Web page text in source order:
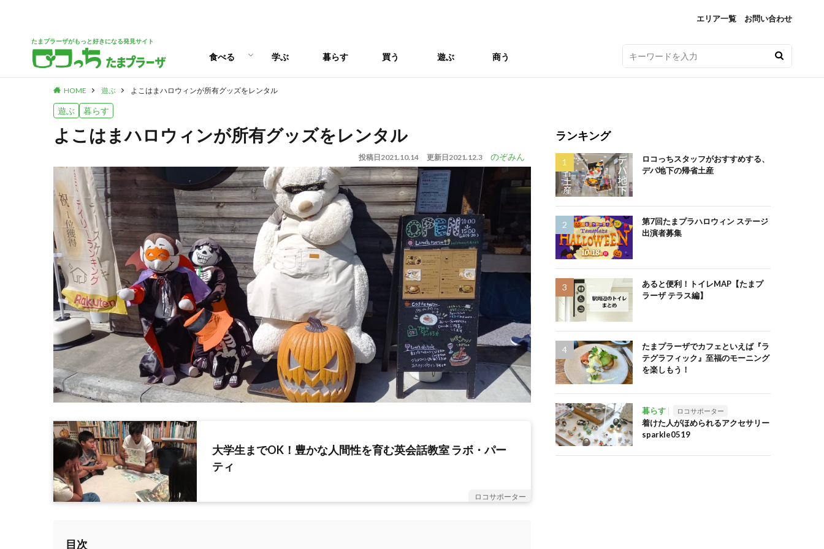
エリア一覧 お問い合わせ
たまプラーザがもっと好きになる発見サイト
食べる
パン
スイーツ
ランチ
カフェ
学ぶ 暮らす 買う 遊ぶ 商う
HOME 遊ぶ よこはまハロウィンが所有グッズをレンタル
遊ぶ 暮らす
よこはまハロウィンが所有グッズをレンタル
投稿日2021.10.14 更新日2021.12.3 のぞみん
大学生までOK！豊かな人間性を育む英会話教室 ラボ・パー
ティ
ロコサポーター
目次
ランキング
ロコっちスタッフがおすすめする、
デパ地下の帰省土産
第7回たまプラハロウィン ステージ
出演者募集
あると便利！トイレMAP【たまプ
ラーザ テラス編】
たまプラーザでカフェといえば『ラ
テグラフィック』至福のモーニング
を楽しもう！
暮らす ロコサポーター
着けた人がほめられるアクセサリー
sparkle0519